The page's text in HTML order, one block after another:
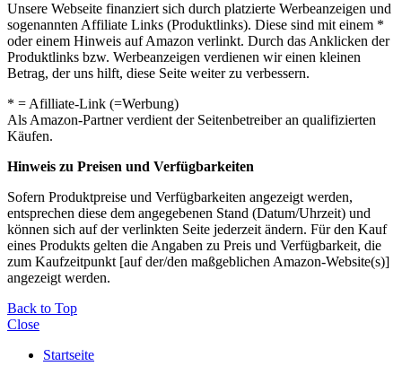
Unsere Webseite finanziert sich durch platzierte Werbeanzeigen und
sogenannten Affiliate Links (Produktlinks). Diese sind mit einem *
oder einem Hinweis auf Amazon verlinkt. Durch das Anklicken der
Produktlinks bzw. Werbeanzeigen verdienen wir einen kleinen
Betrag, der uns hilft, diese Seite weiter zu verbessern.
* = Afilliate-Link (=Werbung)
Als Amazon-Partner verdient der Seitenbetreiber an qualifizierten
Käufen.
Hinweis zu Preisen und Verfügbarkeiten
Sofern Produktpreise und Verfügbarkeiten angezeigt werden,
entsprechen diese dem angegebenen Stand (Datum/Uhrzeit) und
können sich auf der verlinkten Seite jederzeit ändern. Für den Kauf
eines Produkts gelten die Angaben zu Preis und Verfügbarkeit, die
zum Kaufzeitpunkt [auf der/den maßgeblichen Amazon-Website(s)]
angezeigt werden.
Back to Top
Close
Startseite